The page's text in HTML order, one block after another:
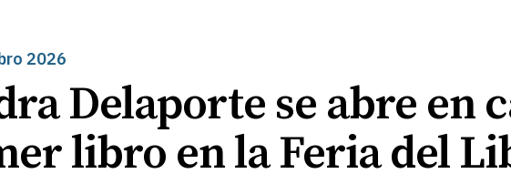
2026
Delaporte se abre en
libro en la Feria del